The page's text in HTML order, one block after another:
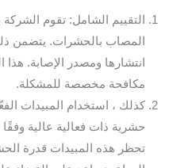
التقييم الشامل: تقوم
المصاب بالحشرات. يتضمن
انتشارها ومصدر الإصابة.
مكافحة مخصصة للمشكلة.
كذلك ، استخدام المبيدات
حشرية ذات فعالية عالية
تحظر هذه المبيدات قدرة